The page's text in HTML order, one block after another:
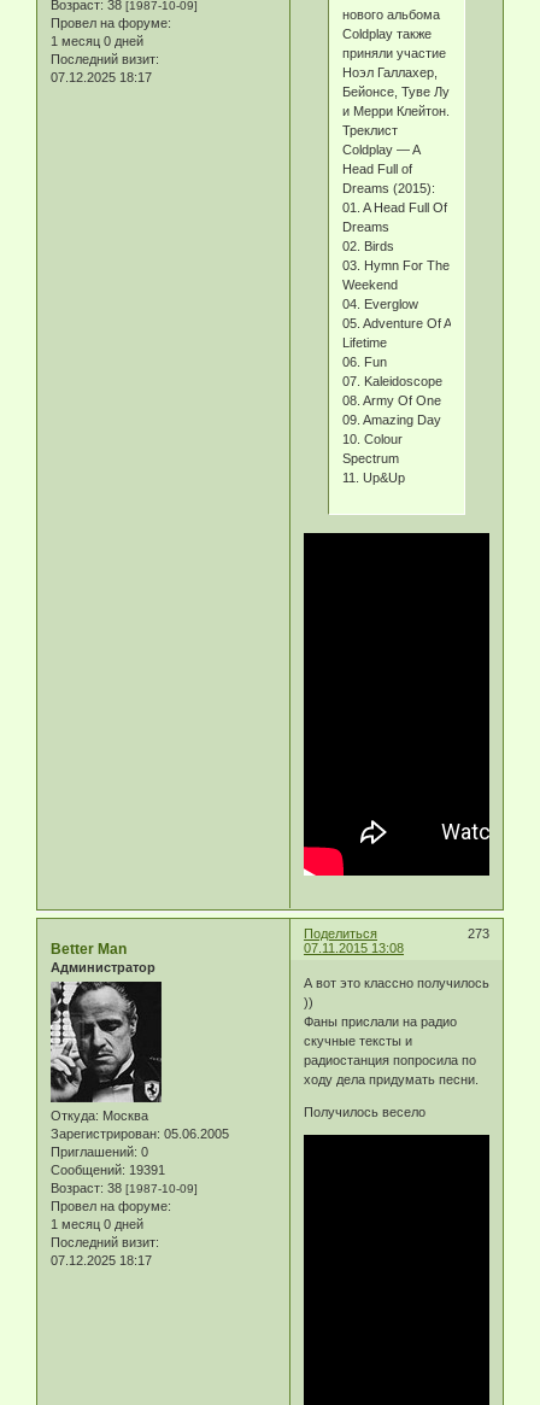
Возраст: 38 [1987-10-09]
Провел на форуме:
1 месяц 0 дней
Последний визит:
07.12.2025 18:17
нового альбома
Coldplay также
приняли участие
Ноэл Галлахер,
Бейонсе, Туве Лу
и Мерри Клейтон.
Треклист
Coldplay — A
Head Full of
Dreams (2015):
01. A Head Full Of
Dreams
02. Birds
03. Hymn For The
Weekend
04. Everglow
05. Adventure Of A
Lifetime
06. Fun
07. Kaleidoscope
08. Army Of One
09. Amazing Day
10. Colour
Spectrum
11. Up&Up
Поделиться
273
07.11.2015 13:08
Better Man
Администратор
Откуда: Москва
Зарегистрирован: 05.06.2005
Приглашений: 0
Сообщений: 19391
Возраст: 38 [1987-10-09]
Провел на форуме:
1 месяц 0 дней
Последний визит:
07.12.2025 18:17
А вот это классно получилось
))
Фаны прислали на радио
скучные тексты и
радиостанция попросила по
ходу дела придумать песни.
Получилось весело